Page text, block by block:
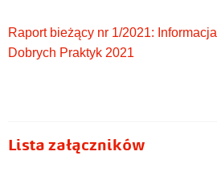
Raport bieżący nr 1/2021:
Dobrych Praktyk 2021
Lista załączników